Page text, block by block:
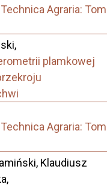
Agraria: Tom
plamkowej
Agraria: Tom
Klaudiusz